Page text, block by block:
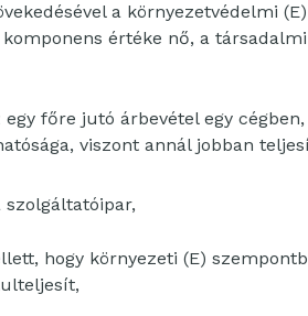
a környezetvédelmi
értéke nő, a
főre jutó árbevétel egy
viszont annál jobban
szolgáltatóipar,
hogy környezeti (E)